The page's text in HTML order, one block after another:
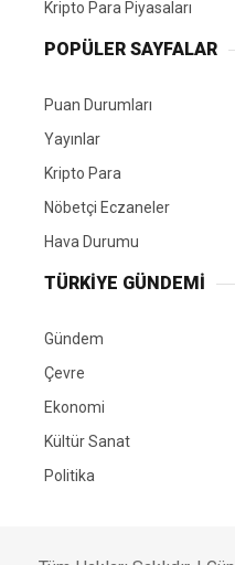
Kripto Para Piyasaları
POPÜLER SAYFALAR
Puan Durumları
Yayınlar
Kripto Para
Nöbetçi Eczaneler
Hava Durumu
TÜRKIYE GÜNDEMI
Gündem
Çevre
Ekonomi
Kültür Sanat
Politika